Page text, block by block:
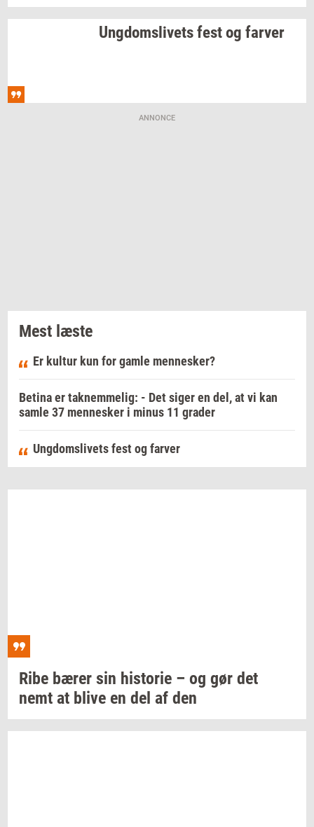
Ung­doms­li­vetsfest og far­ver
ANNONCE
Mest læste
Er kultur kun for gamle mennesker?
Betina er taknemmelig: - Det siger en del, at vi kan
samle 37 mennesker i minus 11 grader
Ungdomslivets fest og farver
Ribe bærer sin hi­sto­rie – og gør det
nemt at blive en del af den